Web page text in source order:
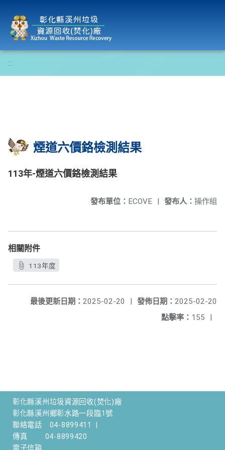
:::
煙道六價鉻檢測結果
113年-煙道六價鉻檢測結果
發布人： 操作組
發布單位： ECOVE |
相關附件
113年度
發佈日期： 2025-02-20
最後更新日期： 2025-02-20
|
點擊率： 155 |
彰化縣溪州垃圾資源回收(焚化)廠
彰化縣溪州鄉彰水路一段臨1號
聯絡電話
04-8899411
傳真
04-8899420
電子信箱